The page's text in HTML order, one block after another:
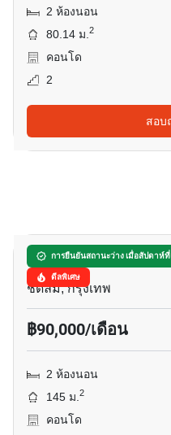
2 ห้องนอน
80.14 ม.2
คอนโด
2
สอบ
การยืนยันสถานะว่าง เมื่อสัปดาห์
ดีลพิเศษ
เดอะ พาร์ค ชิดลม
ชิดลม, กรุงเทพ
฿90,000/เดือน
2 ห้องนอน
145 ม.2
คอนโด